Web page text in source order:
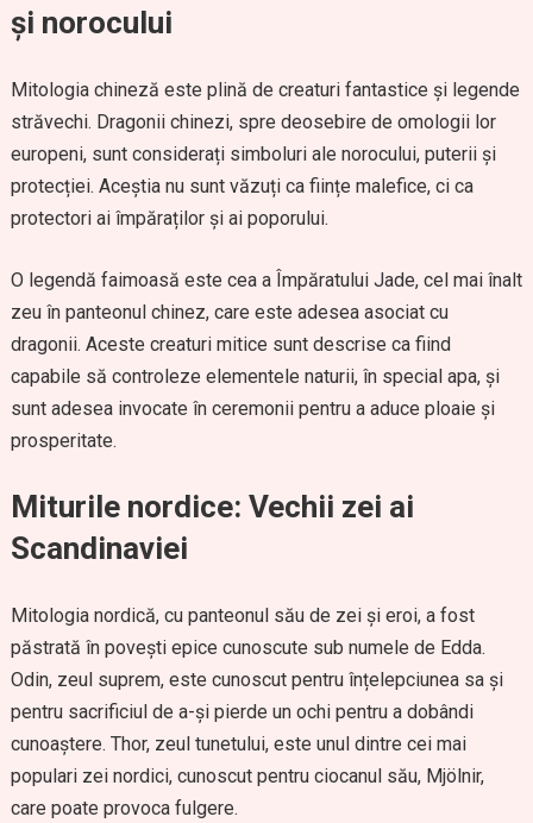
și norocului
Mitologia chineză este plină de creaturi fantastice și legende
străvechi. Dragonii chinezi, spre deosebire de omologii lor
europeni, sunt considerați simboluri ale norocului, puterii și
protecției. Aceștia nu sunt văzuți ca ființe malefice, ci ca
protectori ai împăraților și ai poporului.
O legendă faimoasă este cea a Împăratului Jade, cel mai înalt
zeu în panteonul chinez, care este adesea asociat cu
dragonii. Aceste creaturi mitice sunt descrise ca fiind
capabile să controleze elementele naturii, în special apa, și
sunt adesea invocate în ceremonii pentru a aduce ploaie și
prosperitate.
Miturile nordice: Vechii zei ai
Scandinaviei
Mitologia nordică, cu panteonul său de zei și eroi, a fost
păstrată în povești epice cunoscute sub numele de Edda.
Odin, zeul suprem, este cunoscut pentru înțelepciunea sa și
pentru sacrificiul de a-și pierde un ochi pentru a dobândi
cunoaștere. Thor, zeul tunetului, este unul dintre cei mai
populari zei nordici, cunoscut pentru ciocanul său, Mjölnir,
care poate provoca fulgere.